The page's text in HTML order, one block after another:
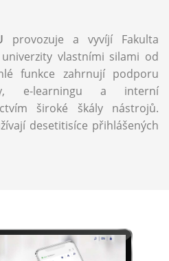
provozuje a vyvíjí Fakulta
vlastními silami od
funkce zahrnují podporu
e-learningu a interní
široké škály nástrojů.
desetitisíce přihlášených